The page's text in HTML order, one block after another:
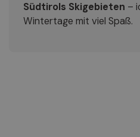
Südtirols Skigebieten –
Wintertage mit viel Spaß.